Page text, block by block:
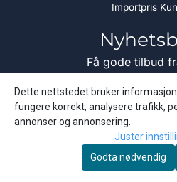
Importpris
Få gode tilbud
E-
Abonner
Dette nettstedet bruker
fungere korrekt, analysere trafikk,
annonser og annonsering.
Juster
Godta nødvendig